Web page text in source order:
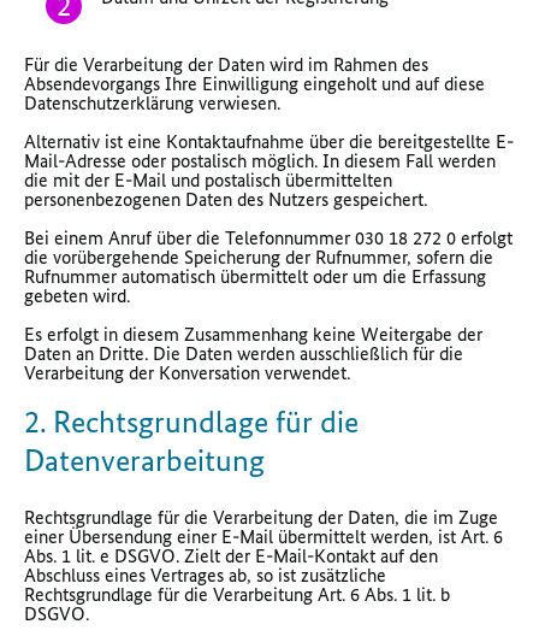
Für die Verarbeitung der Daten wird im Rahmen des
Absendevorgangs Ihre Einwilligung eingeholt und auf diese
Datenschutzerklärung verwiesen.
Alternativ ist eine Kontaktaufnahme über die bereitgestellte E-
Mail-Adresse oder postalisch möglich. In diesem Fall werden
die mit der E-Mail und postalisch übermittelten
personenbezogenen Daten des Nutzers gespeichert.
Bei einem Anruf über die Telefonnummer 030 18 272 0 erfolgt
die vorübergehende Speicherung der Rufnummer, sofern die
Rufnummer automatisch übermittelt oder um die Erfassung
gebeten wird.
Es erfolgt in diesem Zusammenhang keine Weitergabe der
Daten an Dritte. Die Daten werden ausschließlich für die
Verarbeitung der Konversation verwendet.
2. Rechtsgrundlage für die
Datenverarbeitung
Rechtsgrundlage für die Verarbeitung der Daten, die im Zuge
einer Übersendung einer E-Mail übermittelt werden, ist Art. 6
Abs. 1 lit. e DSGVO. Zielt der E-Mail-Kontakt auf den
Abschluss eines Vertrages ab, so ist zusätzliche
Rechtsgrundlage für die Verarbeitung Art. 6 Abs. 1 lit. b
DSGVO.